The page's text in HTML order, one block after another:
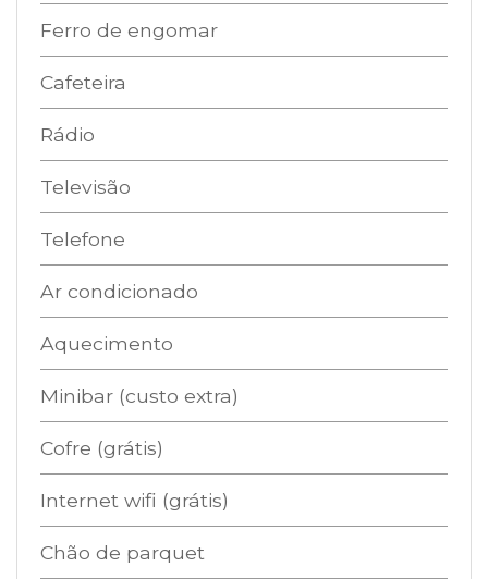
Ferro de engomar
Cafeteira
Rádio
Televisão
Telefone
Ar condicionado
Aquecimento
Minibar (custo extra)
Cofre (grátis)
Internet wifi (grátis)
Chão de parquet